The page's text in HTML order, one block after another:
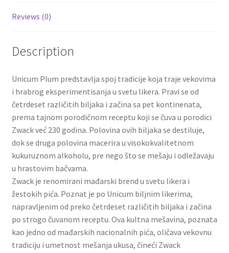
Jack Daniel’s
Rakija
Poklon aranzmani izdvajamo
Slatki buketi
Pokloni
Pokloni za 8. mart
Pokloni za Dan zaljubljenih
Pokloni za devojku
Login
Reviews (0)
Description
Unicum Plum predstavlja spoj tradicije koja traje vekovima
i hrabrog eksperimentisanja u svetu likera. Pravi se od
četrdeset različitih biljaka i začina sa pet kontinenata,
prema tajnom porodičnom receptu koji se čuva u porodici
Zwack već 230 godina. Polovina ovih biljaka se destiluje,
dok se druga polovina macerira u visokokvalitetnom
kukuruznom alkoholu, pre nego što se mešaju i odležavaju
u hrastovim bačvama.
Zwack je renomirani mađarski brend u svetu likera i
žestokih pića. Poznat je po Unicum biljnim likerima,
napravljenim od preko četrdeset različitih biljaka i začina
po strogo čuvanom receptu. Ova kultna mešavina, poznata
kao jedno od mađarskih nacionalnih pića, oličava vekovnu
tradiciju i umetnost mešanja ukusa, čineći Zwack